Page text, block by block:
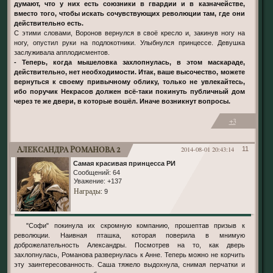
думают, что у них есть союзники в гвардии и в казначействе,
вместо того, чтобы искать сочувствующих революции там, где они
действительно есть.
С этими словами, Воронов вернулся в своё кресло и, закинув ногу на
ногу, опустил руки на подлокотники. Улыбнулся принцессе. Девушка
заслуживала апплодисментов.
- Теперь, когда мышеловка захлопнулась, в этом маскараде,
действительно, нет необходимости. Итак, ваше высочество, можете
вернуться к своему привычному облику, только не увлекайтесь,
ибо поручик Некрасов должен всё-таки покинуть публичный дом
через те же двери, в которые вошёл. Иначе возникнут вопросы.
+3
11
2014-08-01 20:43:14
Александра Романова 2
Самая красивая принцесса РИ
Сообщений: 64
Уважение: +137
Награды: 9
"Софи" покинула их скромную компанию, прошептав призыв к
революции. Наивная пташка, которая поверила в мнимую
доброжелательность Александры. Посмотрев на то, как дверь
захлопнулась, Романова развернулась к Анне. Теперь можно не корчить
эту заинтересованность. Саша тяжело выдохнула, снимая перчатки и